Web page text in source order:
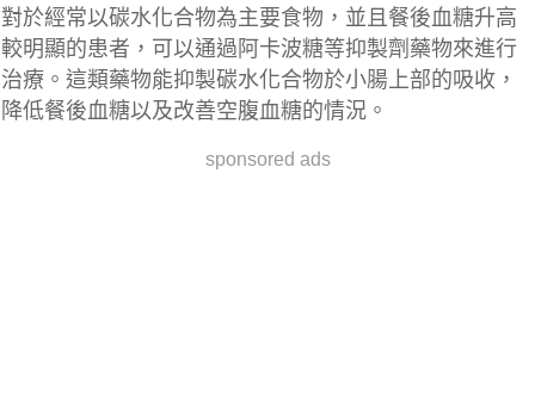
對於經常以碳水化合物為主要食物，並且餐後血糖升高
較明顯的患者，可以通過阿卡波糖等抑製劑藥物來進行
治療。這類藥物能抑製碳水化合物於小腸上部的吸收，
降低餐後血糖以及改善空腹血糖的情況。
sponsored ads